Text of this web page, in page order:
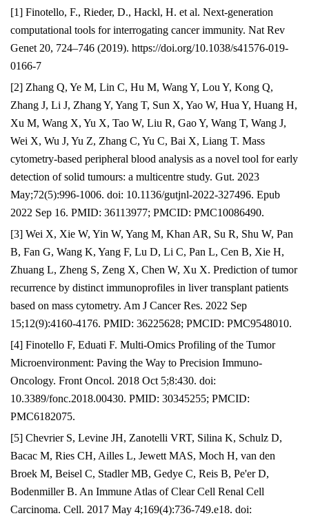
[1] Finotello, F., Rieder, D., Hackl, H. et al. Next-generation
computational tools for interrogating cancer immunity. Nat Rev
Genet 20, 724–746 (2019). https://doi.org/10.1038/s41576-019-
0166-7
[2] Zhang Q, Ye M, Lin C, Hu M, Wang Y, Lou Y, Kong Q,
Zhang J, Li J, Zhang Y, Yang T, Sun X, Yao W, Hua Y, Huang H,
Xu M, Wang X, Yu X, Tao W, Liu R, Gao Y, Wang T, Wang J,
Wei X, Wu J, Yu Z, Zhang C, Yu C, Bai X, Liang T. Mass
cytometry-based peripheral blood analysis as a novel tool for early
detection of solid tumours: a multicentre study. Gut. 2023
May;72(5):996-1006. doi: 10.1136/gutjnl-2022-327496. Epub
2022 Sep 16. PMID: 36113977; PMCID: PMC10086490.
[3] Wei X, Xie W, Yin W, Yang M, Khan AR, Su R, Shu W, Pan
B, Fan G, Wang K, Yang F, Lu D, Li C, Pan L, Cen B, Xie H,
Zhuang L, Zheng S, Zeng X, Chen W, Xu X. Prediction of tumor
recurrence by distinct immunoprofiles in liver transplant patients
based on mass cytometry. Am J Cancer Res. 2022 Sep
15;12(9):4160-4176. PMID: 36225628; PMCID: PMC9548010.
[4] Finotello F, Eduati F. Multi-Omics Profiling of the Tumor
Microenvironment: Paving the Way to Precision Immuno-
Oncology. Front Oncol. 2018 Oct 5;8:430. doi:
10.3389/fonc.2018.00430. PMID: 30345255; PMCID:
PMC6182075.
[5] Chevrier S, Levine JH, Zanotelli VRT, Silina K, Schulz D,
Bacac M, Ries CH, Ailles L, Jewett MAS, Moch H, van den
Broek M, Beisel C, Stadler MB, Gedye C, Reis B, Pe'er D,
Bodenmiller B. An Immune Atlas of Clear Cell Renal Cell
Carcinoma. Cell. 2017 May 4;169(4):736-749.e18. doi: